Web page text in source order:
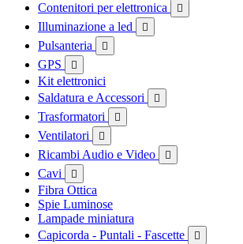
Contenitori per elettronica 
Illuminazione a led 
Pulsanteria 
GPS 
Kit elettronici
Saldatura e Accessori

Trasformatori 
Ventilatori 
Ricambi Audio e Video 
Cavi 
Fibra Ottica
Spie Luminose
Lampade miniatura
Capicorda - Puntali - Fascette
